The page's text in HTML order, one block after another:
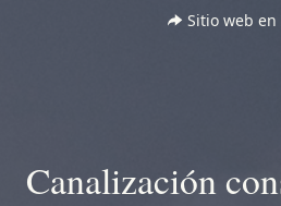
Sitio web
Canalización